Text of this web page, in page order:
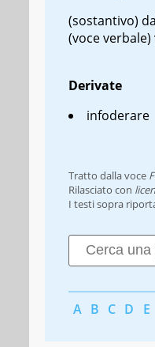
(sostantivo)
(voce
Derivate
infoderare
Tratto dalla voce
Rilasciato con
I testi sopra
A B C D E